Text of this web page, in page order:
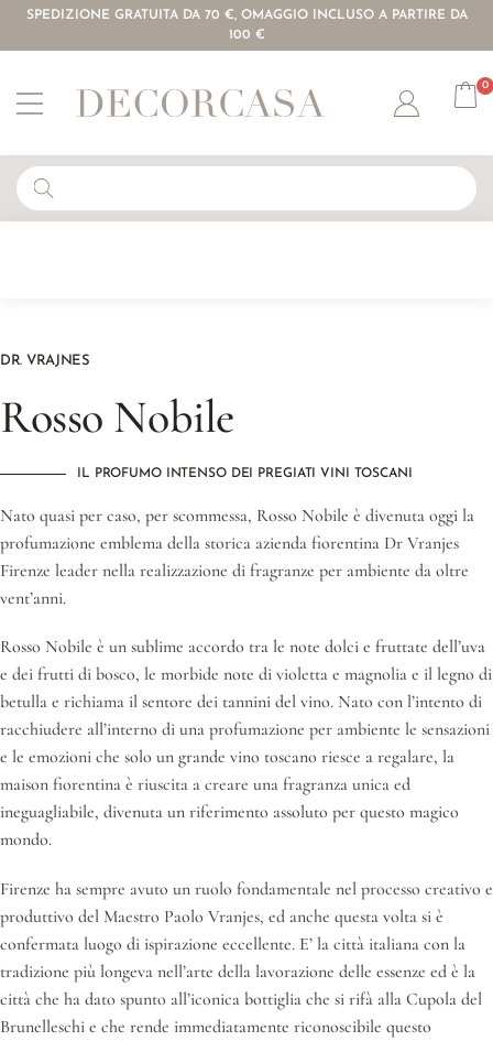
SPEDIZIONE GRATUITA DA 70 €, OMAGGIO INCLUSO A PARTIRE DA
100 €
Account
0
DR. VRAJNES
Rosso Nobile
IL PROFUMO INTENSO DEI PREGIATI VINI TOSCANI
Nato quasi per caso, per scommessa, Rosso Nobile è divenuta oggi la
profumazione emblema della storica azienda fiorentina Dr Vranjes
Firenze leader nella realizzazione di fragranze per ambiente da oltre
vent’anni.
Rosso Nobile è un sublime accordo tra le note dolci e fruttate dell’uva
e dei frutti di bosco, le morbide note di violetta e magnolia e il legno di
betulla e richiama il sentore dei tannini del vino. Nato con l’intento di
racchiudere all’interno di una profumazione per ambiente le sensazioni
e le emozioni che solo un grande vino toscano riesce a regalare, la
maison fiorentina è riuscita a creare una fragranza unica ed
ineguagliabile, divenuta un riferimento assoluto per questo magico
mondo.
Firenze ha sempre avuto un ruolo fondamentale nel processo creativo e
produttivo del Maestro Paolo Vranjes, ed anche questa volta si è
confermata luogo di ispirazione eccellente. E’ la città italiana con la
tradizione più longeva nell’arte della lavorazione delle essenze ed è la
città che ha dato spunto all’iconica bottiglia che si rifà alla Cupola del
Brunelleschi e che rende immediatamente riconoscibile questo